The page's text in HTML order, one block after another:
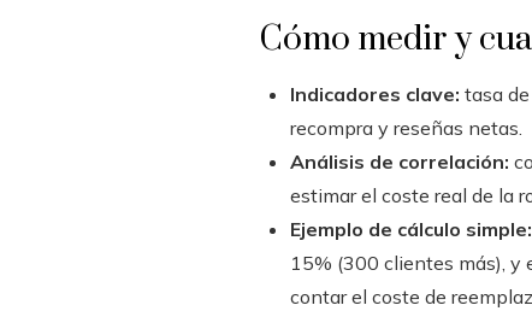
Cómo medir y
Indicadores clave: tasa
recompra y reseñas netas.
Análisis de correlación:
estimar el coste real de la
Ejemplo de cálculo simple:
15% (300 clientes más), y
contar el coste de